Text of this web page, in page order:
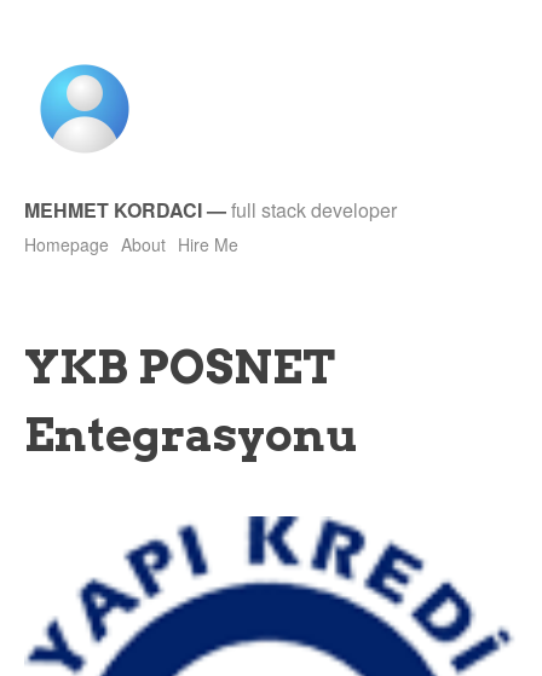
MEHMET KORDACI—full stack developer
Homepage About Hire Me
YKB POSNET
Entegrasyonu